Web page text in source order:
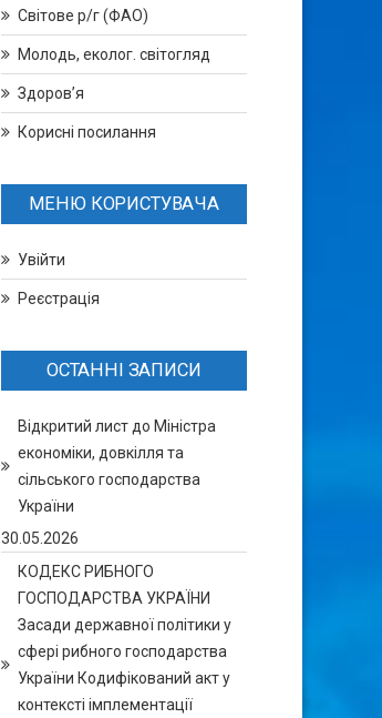
Світове р/г (ФАО)
Молодь, еколог. світогляд
Здоров’я
Корисні посилання
МЕНЮ КОРИСТУВАЧА
Увійти
Реєстрація
ОСТАННІ ЗАПИСИ
Відкритий лист до Міністра
економіки, довкілля та
сільського господарства
України
30.05.2026
КОДЕКС РИБНОГО
ГОСПОДАРСТВА УКРАЇНИ
Засади державної політики у
сфері рибного господарства
України Кодифікований акт у
контексті імплементації